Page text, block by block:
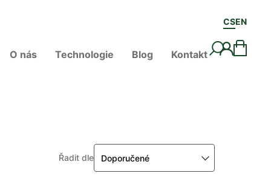
O nás Technologie Blog Kontakt
CSEN
Řadit dle Doporučené